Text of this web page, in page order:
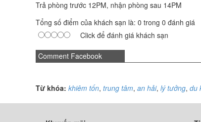
Trả phòng trước 12PM, nhận phòng sau 14PM
Tổng số điểm của khách sạn là: 0 trong 0 đánh giá
Click để đánh giá khách sạn
Comment Facebook
Từ khóa: khiêm tốn, trung tâm, an hải, lý tưởng, du